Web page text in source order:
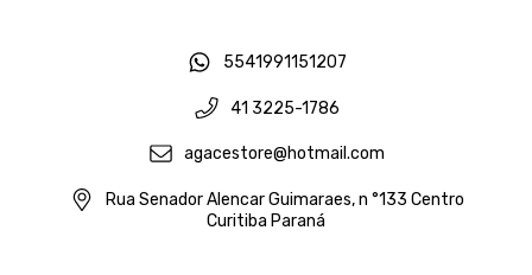
5541991151207
41 3225-1786
agacestore@hotmail.com
Rua Senador Alencar Guimaraes, n °133 Centro
Curitiba Paraná